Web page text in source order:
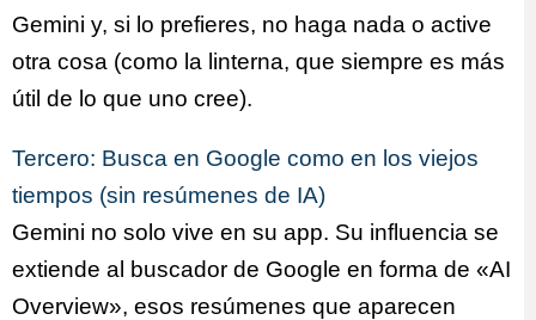
Gemini y, si lo prefieres, no haga nada o active
otra cosa (como la linterna, que siempre es más
útil de lo que uno cree).
Tercero: Busca en Google como en los viejos
tiempos (sin resúmenes de IA)
Gemini no solo vive en su app. Su influencia se
extiende al buscador de Google en forma de «AI
Overview», esos resúmenes que aparecen